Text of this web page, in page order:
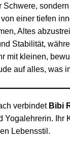
Schwere,
einer tiefen
Altes
Stabilität,
mit kleinen,
auf alles, was
verbindet Bibi
Yogalehrerin. Ihr
Lebensstil.